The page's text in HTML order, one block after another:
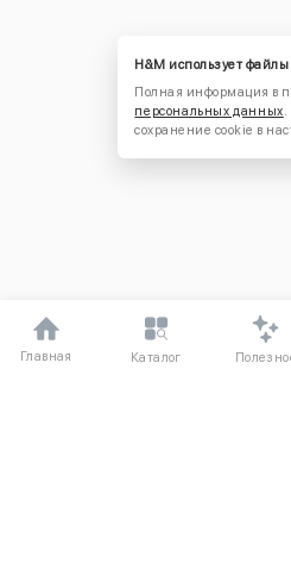
Главная Каталог
H&M использует
Полная информация в
персональных данных.
сохранение cookie в